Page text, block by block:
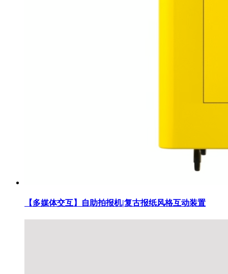
【多媒体交互】自助拍报机|复古报纸风格互动装置